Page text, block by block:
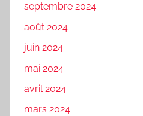
septembre 2024
août 2024
juin 2024
mai 2024
avril 2024
mars 2024